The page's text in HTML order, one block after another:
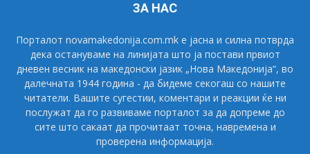
ЗА НАС
Порталот novamakedonija.com.mk е јасна и силна потврда
дека остануваме на линијата што ја постави првиот
дневен весник на македонски јазик „Нова Македонија“, во
далечната 1944 година - да бидеме секогаш со нашите
читатели. Вашите сугестии, коментари и реакции ќе ни
послужат да го развиваме порталот за да допреме до
сите што сакаат да прочитаат точна, навремена и
проверена информација.